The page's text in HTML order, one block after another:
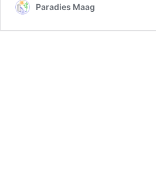
Paradies Maag